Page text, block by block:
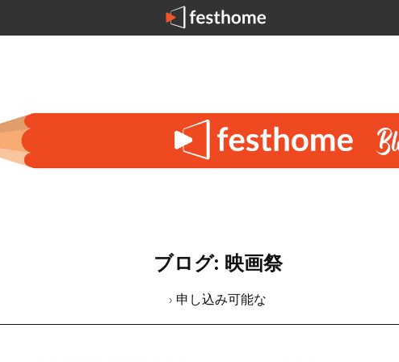
ブログ: 映画祭
› 申し込み可能な